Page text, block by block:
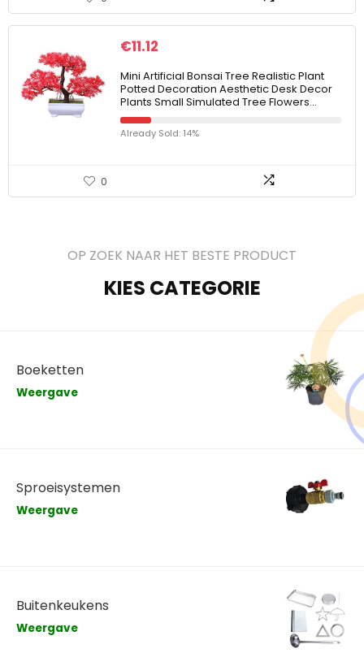
€11.12
Mini Artificial Bonsai Tree Realistic Plant
Potted Decoration Aesthetic Desk Decor
Plants Small Simulated Tree Flowers…
Already Sold: 14%
0
OP ZOEK NAAR HET BESTE PRODUCT
KIES CATEGORIE
Boeketten
Weergave
Sproeisystemen
Weergave
Buitenkeukens
Weergave